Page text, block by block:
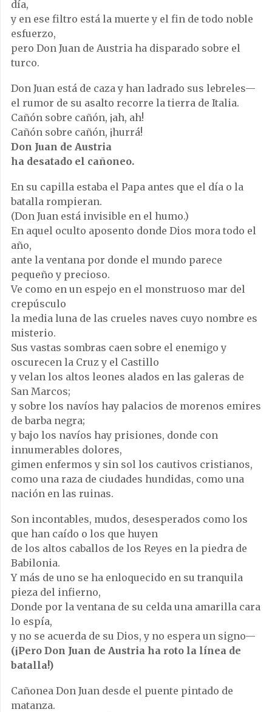
día,
y en ese filtro está la muerte y el fin de todo noble
esfuerzo,
pero Don Juan de Austria ha disparado sobre el
turco.
Don Juan está de caza y han ladrado sus lebreles—
el rumor de su asalto recorre la tierra de Italia.
Cañón sobre cañón, ¡ah, ah!
Cañón sobre cañón, ¡hurrá!
Don Juan de Austria
ha desatado el cañoneo.
En su capilla estaba el Papa antes que el día o la
batalla rompieran.
(Don Juan está invisible en el humo.)
En aquel oculto aposento donde Dios mora todo el
año,
ante la ventana por donde el mundo parece
pequeño y precioso.
Ve como en un espejo en el monstruoso mar del
crepúsculo
la media luna de las crueles naves cuyo nombre es
misterio.
Sus vastas sombras caen sobre el enemigo y
oscurecen la Cruz y el Castillo
y velan los altos leones alados en las galeras de
San Marcos;
y sobre los navíos hay palacios de morenos emires
de barba negra;
y bajo los navíos hay prisiones, donde con
innumerables dolores,
gimen enfermos y sin sol los cautivos cristianos,
como una raza de ciudades hundidas, como una
nación en las ruinas.
Son incontables, mudos, desesperados como los
que han caído o los que huyen
de los altos caballos de los Reyes en la piedra de
Babilonia.
Y más de uno se ha enloquecido en su tranquila
pieza del infierno,
Donde por la ventana de su celda una amarilla cara
lo espía,
y no se acuerda de su Dios, y no espera un signo—
(¡Pero Don Juan de Austria ha roto la línea de
batalla!)
Cañonea Don Juan desde el puente pintado de
matanza.